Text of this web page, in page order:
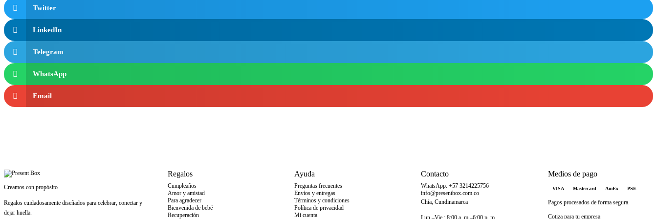
Twitter
LinkedIn
Telegram
WhatsApp
Email
Creamos con propósito
Regalos cuidadosamente diseñados para celebrar, conectar y
dejar huella.
Regalos
Cumpleaños
Amor y amistad
Para agradecer
Bienvenida de bebé
Recuperación
Ayuda
Preguntas frecuentes
Envíos y entregas
Términos y condiciones
Política de privacidad
Mi cuenta
Contacto
WhatsApp: +57 3214225756
info@presentbox.com.co
Chía, Cundinamarca
Lun.–Vie.: 8:00 a. m.–6:00 p. m.
Medios de pago
VISA Mastercard AmEx PSE
Pagos procesados de forma segura.
Cotiza para tu empresa